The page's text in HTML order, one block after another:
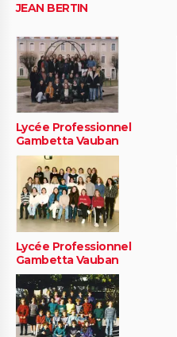
JEAN BERTIN
Lycée Professionnel
Gambetta Vauban
Lycée Professionnel
Gambetta Vauban